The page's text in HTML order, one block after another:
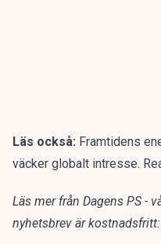
Läs också: Framtidens
väcker globalt intresse.
Läs mer från Dagens PS -
nyhetsbrev är kostnadsfritt: